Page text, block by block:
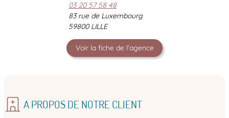
03 20 57 58 48
83 rue de Luxembourg
59800 LILLE
Voir la fiche de l'agence
A PROPOS DE NOTRE CLIENT